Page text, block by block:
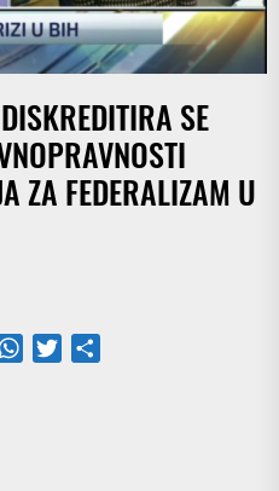
SE
ZA FEDERALIZAM U
WhatsApp
Twitter